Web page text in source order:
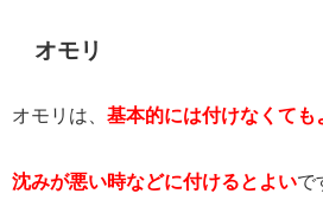
オモリ
オモリは、 基本的には付けなくても
沈みが悪い時などに付けるとよいで